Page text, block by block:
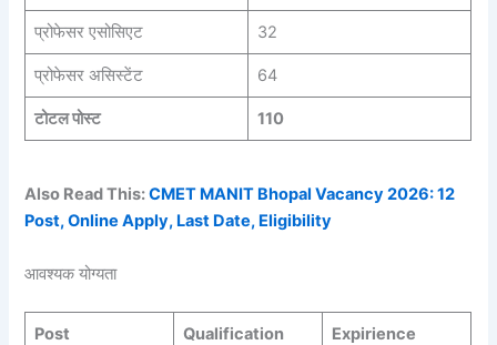
प्रोफेसर एसोसिएट 32
प्रोफेसर असिस्टेंट 64
टोटल पोस्ट 110
Also Read This:CMET MANIT Bhopal Vacancy 2026: 12
Post, Online Apply, Last Date, Eligibility
आवश्यक योग्यता
Post Qualification Expirience